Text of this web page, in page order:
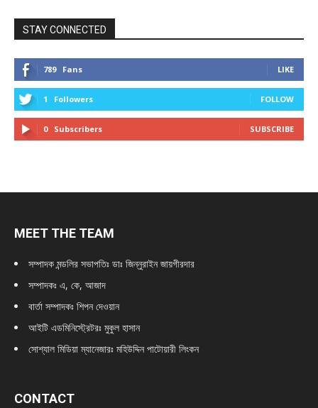
STAY CONNECTED
789 Fans LIKE
1 Followers FOLLOW
0 Subscribers SUBSCRIBE
MEET THE TEAM
সম্পাদক মন্ডলির সভাপতিঃ ডাঃ জিন্নুরাইন জায়গীরদার
সম্পাদকঃ এ, কে, আজাদ
বার্তা সম্পাদকঃ শিপন দেওয়ান
আইটি এডমিনিস্ট্রেটরঃ মুকুল হাসান
সোশ্যাল মিডিয়া ম্যানেজারঃ মহিউদ্দিন পাটোয়ারী লিংকন
CONTACT